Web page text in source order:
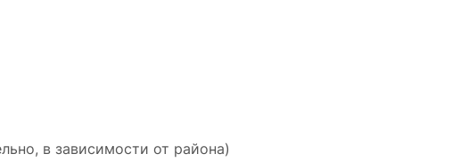
в зависимости от района)